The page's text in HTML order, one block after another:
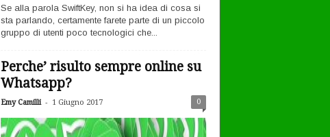
Se alla parola SwiftKey, non si ha idea di cosa si
sta parlando, certamente farete parte di un piccolo
gruppo di utenti poco tecnologici che...
Perche’ risulto sempre online su
Whatsapp?
Emy Camilli - 1 Giugno 2017 0